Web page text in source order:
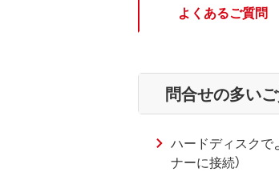
よくあるご質問
問合せの多い
ハードディスクで
ナーに接続）